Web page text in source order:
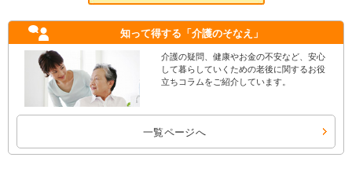
知って得する 「介護のそなえ」
介護の疑問、健康やお金の不安など、安心
して暮らしていくための老後に関するお役
立ちコラムをご紹介しています。
一覧ページへ